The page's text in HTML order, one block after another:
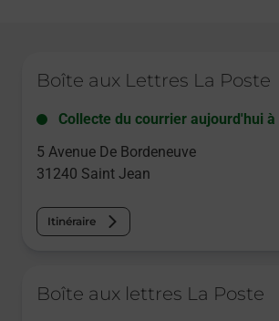
Boîte aux Lettres La Poste
Collecte du courrier aujourd'hui à
5 Avenue De Bordeneuve
31240 Saint Jean
Itinéraire
Boîte aux lettres La Poste